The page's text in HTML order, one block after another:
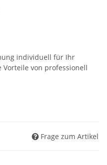
individuell für Ihr
Vorteile von professionell
Frage zum Artikel